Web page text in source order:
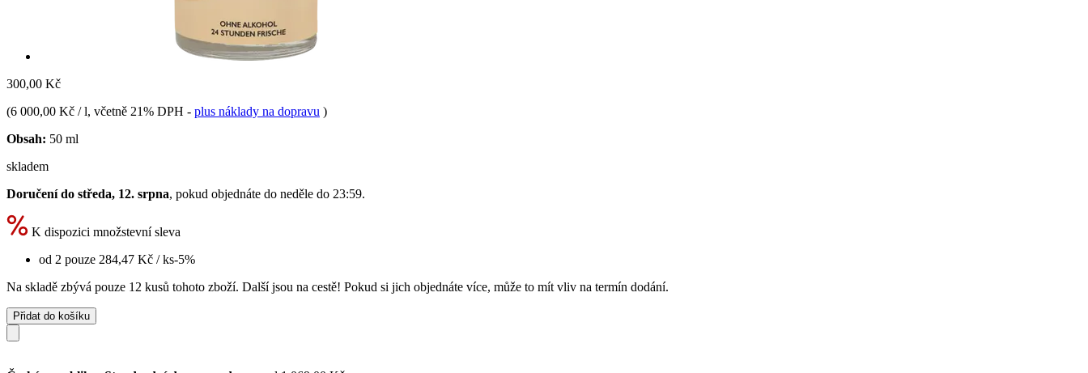
300,00 Kč
(6 000,00 Kč / l, včetně 21% DPH - plus náklady na dopravu )
Obsah: 50 ml
skladem
Doručení do středa, 12. srpna, pokud objednáte do neděle do 23:59.
K dispozici množstevní sleva
od 2 pouze 284,47 Kč / ks-5%
Na skladě zbývá pouze 12 kusů tohoto zboží. Další jsou na cestě! Pokud si jich objednáte více, může to mít vliv na termín dodání.
Přidat do košíku